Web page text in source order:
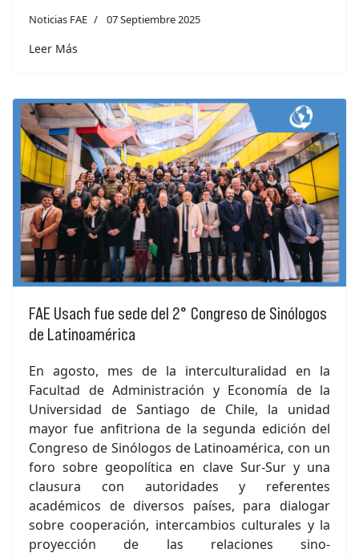
Noticias FAE 07 Septiembre 2025
Leer Más
FAE Usach fue sede del 2° Congreso de Sinólogos
de Latinoamérica
En agosto, mes de la interculturalidad en la
Facultad de Administración y Economía de la
Universidad de Santiago de Chile, la unidad
mayor fue anfitriona de la segunda edición del
Congreso de Sinólogos de Latinoamérica, con un
foro sobre geopolítica en clave Sur-Sur y una
clausura con autoridades y referentes
académicos de diversos países, para dialogar
sobre cooperación, intercambios culturales y la
proyección de las relaciones sino-